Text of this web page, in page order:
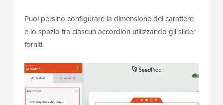
Puoi persino configurare la dimensione del carattere
e lo spazio tra ciascun accordion utilizzando gli slider
forniti.